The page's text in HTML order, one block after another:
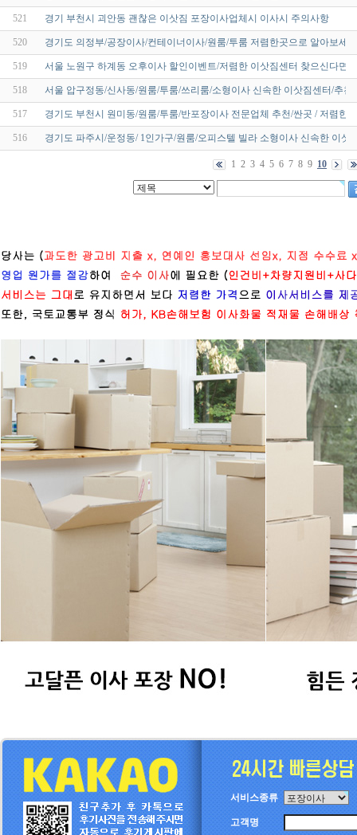
521 경기 부천시 괴안동 괜찮은 이삿짐 포장이사업체시 이사시 주의사항
520 경기도 의정부/공장이사/컨테이너이사/원룸/투룸 저렴한곳으로 알아보세
519 서울 노원구 하계동 오후이사 할인이벤트/저렴한 이삿짐센터 찾으신다면
518 서울 압구정동/신사동/원룸/투룸/쓰리룸/소형이사 신속한 이삿짐센터/추
517 경기도 부천시 원미동/원룸/투룸/반포장이사 전문업체 추천/싼곳 / 저렴한
516 경기도 파주시/운정동/ 1인가구/원룸/오피스텔 빌라 소형이사 신속한 이삿
1 2 3 4 5 6 7 8 9 10
서비스종류
고객명